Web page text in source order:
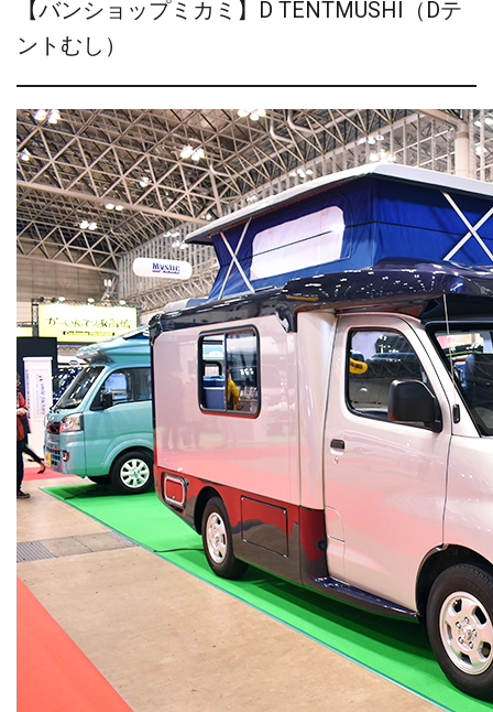
【バンショップミカミ】D TENTMUSHI（Dテ
ントむし）